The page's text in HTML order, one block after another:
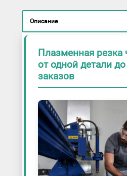
Описание
Плазменная резка
от одной детали
заказов